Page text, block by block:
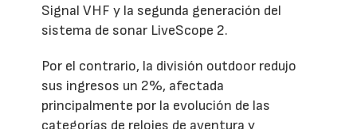
Signal VHF y la segunda generación del
sistema de sonar LiveScope 2.
Por el contrario, la división outdoor redujo
sus ingresos un 2%, afectada
principalmente por la evolución de las
categorías de relojes de aventura y